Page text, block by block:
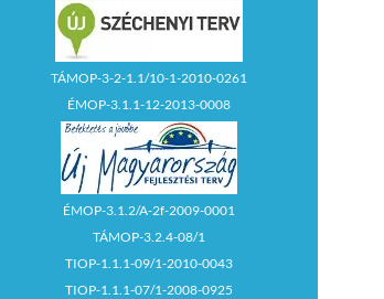
TÁMOP-3-2-1.1/10-1-2010-0261
ÉMOP-3.1.1-12-2013-0008
ÉMOP-3.1.2/A-2f-2009-0001
TÁMOP-3.2.4-08/1
TIOP-1.1.1-09/1-2010-0043
TIOP-1.1.1-07/1-2008-0925